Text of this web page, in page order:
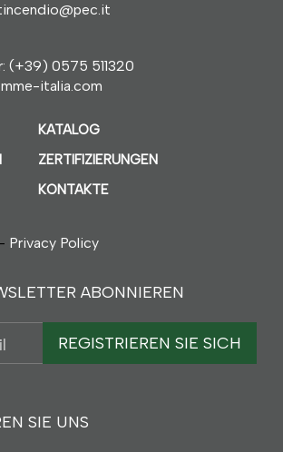
(+39) 0575 511320
italia.com
KATALOG
ZERTIFIZIERUNGEN
KONTAKTE
- Privacy Policy
ABONNIEREN
REGISTRIEREN SIE SICH
SIE UNS